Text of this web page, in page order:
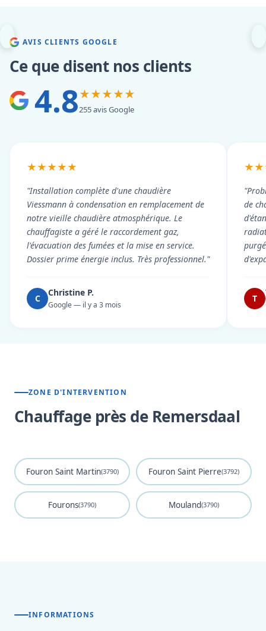
AVIS CLIENTS GOOGLE
Ce que disent nos clients
4.8★★★★★
255 avis Google
★★★★★
"Installation complète d'une chaudière
Viessmann à condensation en remplacement de
notre vieille chaudière atmosphérique. Le
chauffagiste a géré le raccordement gaz,
l'évacuation des fumées et la mise en service.
Dossier prime énergie inclus. Très professionnel."
C
Christine P.
Google — il y a 3 mois
de
T
ZONE D'INTERVENTION
Chauffage près de Remersdaal
Fouron Saint Martin(3790) Fouron Saint Pierre(3792)
Fourons(3790) Mouland(3790)
INFORMATIONS